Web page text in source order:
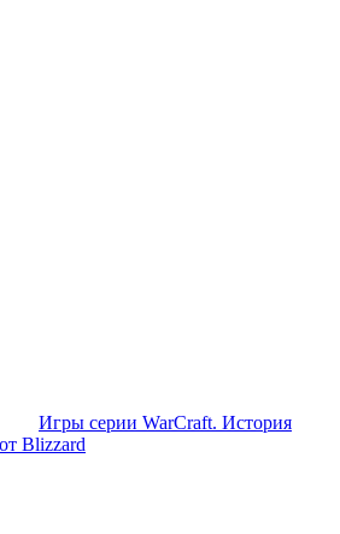
Игры серии WarCraft. История
Blizzard